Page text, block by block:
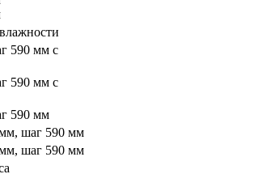
590 мм с
590 мм с
590 мм
шаг 590 мм
шаг 590 мм